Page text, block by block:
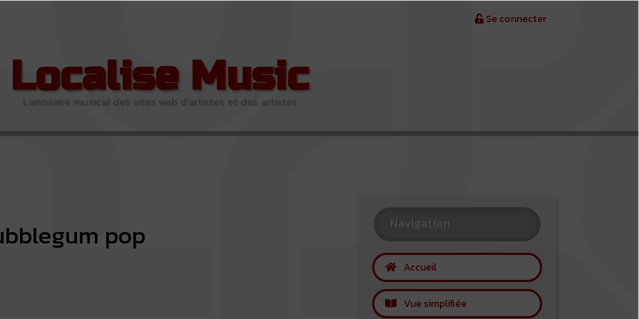
Se connecter
Localise Music
L'annuaire musical des sites web d'artistes et des artistes
pop Navigation
Accueil
Vue simplifiée